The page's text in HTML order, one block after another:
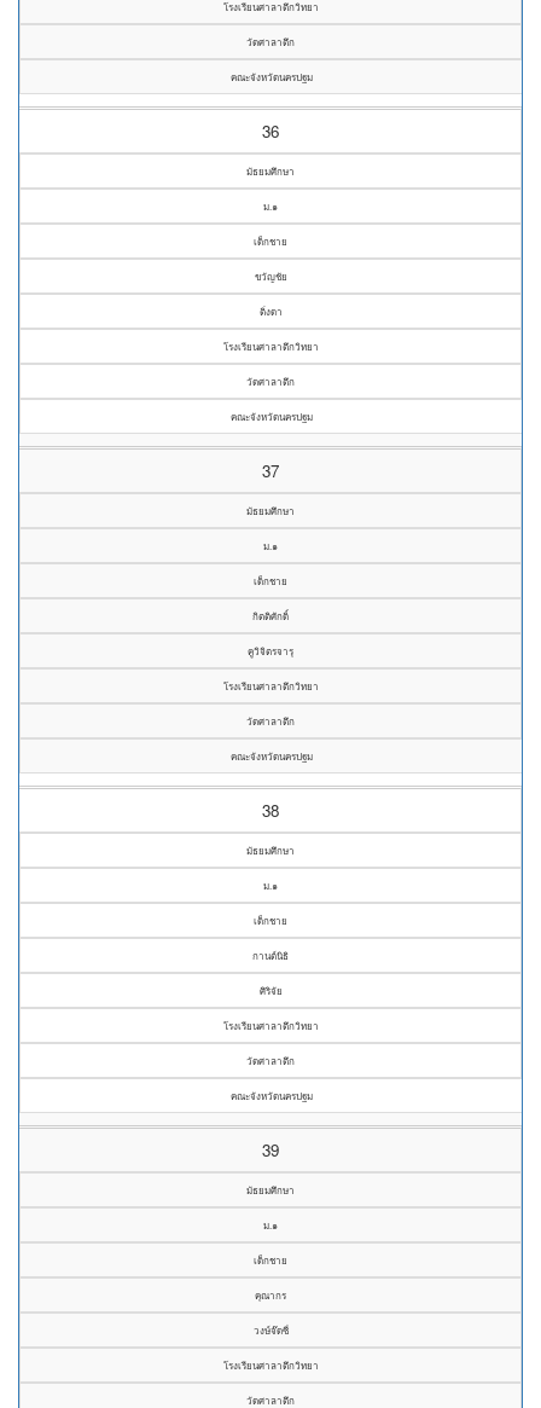
โรงเรียนศาลาตึกวิทยา
วัดศาลาตึก
คณะจังหวัดนครปฐม
36
มัธยมศึกษา
ม.๑
เด็กชาย
ขวัญชัย
ติ่งดา
โรงเรียนศาลาตึกวิทยา
วัดศาลาตึก
คณะจังหวัดนครปฐม
37
มัธยมศึกษา
ม.๑
เด็กชาย
กิตติศักดิ์
คูวิจิตรจารุ
โรงเรียนศาลาตึกวิทยา
วัดศาลาตึก
คณะจังหวัดนครปฐม
38
มัธยมศึกษา
ม.๑
เด็กชาย
กานต์นิธิ
ศิริจัย
โรงเรียนศาลาตึกวิทยา
วัดศาลาตึก
คณะจังหวัดนครปฐม
39
มัธยมศึกษา
ม.๑
เด็กชาย
คุณากร
วงษ์จ๊ดซี่
โรงเรียนศาลาตึกวิทยา
วัดศาลาตึก